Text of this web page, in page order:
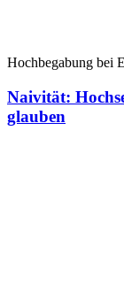
Hochbegabung bei
Naivität:
glauben